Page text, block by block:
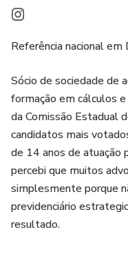
Referência nacional
Sócio de sociedade de
formação em cálculos
da Comissão Estadual
candidatos mais
de 14 anos de atuação
percebi que muitos
simplesmente porque
previdenciário
resultado.